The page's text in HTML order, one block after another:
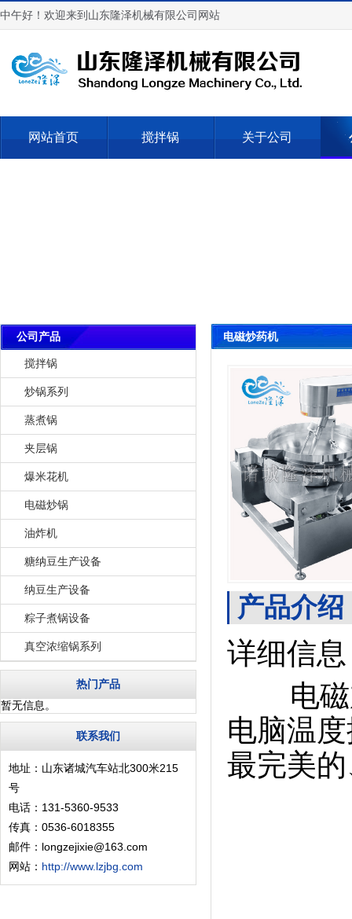
中午好！欢迎来到山东隆泽机械有限公司网站
网站首页 搅拌锅 关于公司
公司产品
搅拌锅
炒锅系列
蒸煮锅
夹层锅
爆米花机
电磁炒锅
油炸机
糖纳豆生产设备
纳豆生产设备
粽子煮锅设备
真空浓缩锅系列
热门产品
暂无信息。
联系我们
地址：山东诸城汽车站北300米215
号
电话：131-5360-9533
传真：0536-6018355
邮件：longzejixie@163.com
网站： http://www.lzjbg.com
电磁炒药机
产品介绍
详细信
电磁加
电脑温
最完美